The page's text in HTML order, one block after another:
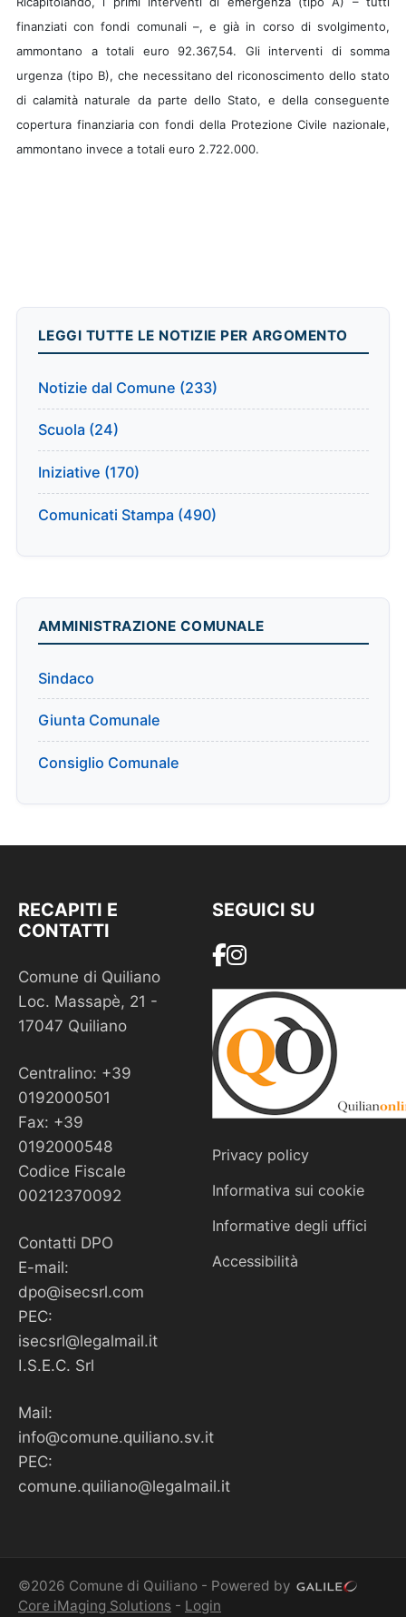
finanziati con fondi comunali –, e già in corso di svolgimento,
ammontano a totali euro 92.367,54. Gli interventi di somma
urgenza (tipo B), che necessitano del riconoscimento dello stato
di calamità naturale da parte dello Stato, e della conseguente
copertura finanziaria con fondi della Protezione Civile nazionale,
ammontano invece a totali euro 2.722.000.
LEGGI TUTTE LE NOTIZIE PER ARGOMENTO
Notizie dal Comune (233)
Scuola (24)
Iniziative (170)
Comunicati Stampa (490)
AMMINISTRAZIONE COMUNALE
Sindaco
Giunta Comunale
Consiglio Comunale
RECAPITI E
CONTATTI
Comune di Quiliano
Loc. Massapè, 21 -
17047 Quiliano
Centralino: +39
0192000501
Fax: +39
0192000548
Codice Fiscale
00212370092
Contatti DPO
E-mail:
dpo@isecsrl.com
PEC:
isecsrl@legalmail.it
I.S.E.C. Srl
Mail:
info@comune.quiliano.sv.it
PEC:
comune.quiliano@legalmail.it
SEGUICI SU
Privacy policy
Informativa sui cookie
Informative degli uffici
Accessibilità
©2026 Comune di Quiliano - Powered by
Core iMaging Solutions - Login